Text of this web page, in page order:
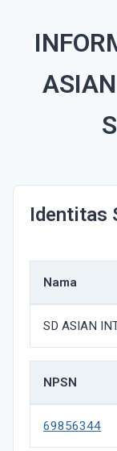
Identitas
Nama
SD ASIAN
NPSN
69856344